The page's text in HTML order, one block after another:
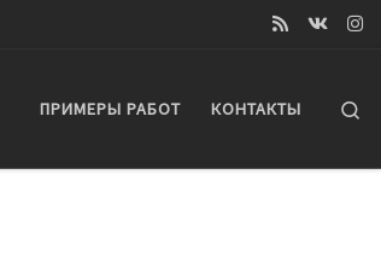
ПРИМЕРЫ РАБОТ КОНТАКТЫ